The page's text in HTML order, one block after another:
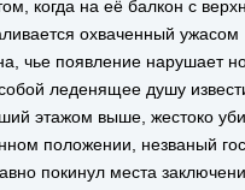
когда на её балкон с
охваченный ужасом
чье появление нарушает
леденящее душу
этажом выше, жестоко
положении, незваный
покинул места